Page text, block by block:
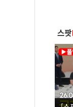
스팟